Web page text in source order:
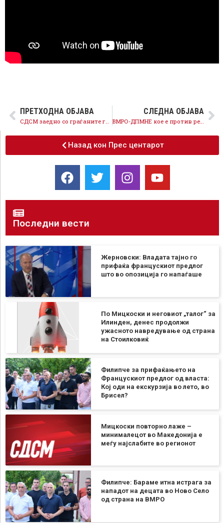
ПРЕТХОДНА ОБЈАВА
СДСМ заедно со граѓаните гради европска иднина, ВМРО-ДПМНЕ дејствува на штета на државните и националните интереси
СЛЕДНА ОБЈАВА
ВМРО-ДПМНЕ кое е против реформите во образованието, денеска се вознемири од најавите дека ќе се бара преиспитување на откупот на учебници
Назад кон Прес центарот
Последни вести
Жерновски: Владата тајно го
прифаќа францускиот предлог
што во опозиција го напаѓаше
По Мицкоски и неговиот „талог“ за
Илинден, денес продолжи
ужасното навредување од страна
на Стоилковиќ
Филипче за прифаќањето на
Францускиот предлог од власта:
Кој оди на екскурзија во лето, во
Брисел?
Мицкоски повторно лаже –
минималецот во Македонија е
меѓу најслабите во регионот
Филипче: Бараме итна истрага за
нападот на децата во Ново Село
од страна на ВМРО